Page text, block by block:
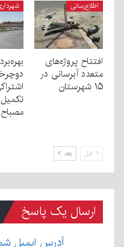
اطلاع‌رسانی
افتتاح پروژه‌های
متعدد آبرسانی در
۱۵ شهرستان
مصباح
قبل بعد
ارسال یک پاسخ
آدرس ایمیل